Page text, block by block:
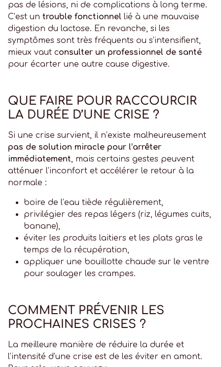
pas de lésions, ni de complications à long terme.
C’est un trouble fonctionnel lié à une mauvaise
digestion du lactose. En revanche, si les
symptômes sont très fréquents ou s’intensifient,
mieux vaut consulter un professionnel de santé
pour écarter une autre cause digestive.
QUE FAIRE POUR RACCOURCIR
LA DURÉE D’UNE CRISE ?
Si une crise survient, il n’existe malheureusement
pas de solution miracle pour l’arrêter
immédiatement, mais certains gestes peuvent
atténuer l’inconfort et accélérer le retour à la
normale :
boire de l’eau tiède régulièrement,
privilégier des repas légers (riz, légumes cuits,
banane),
éviter les produits laitiers et les plats gras le
temps de la récupération,
appliquer une bouillotte chaude sur le ventre
pour soulager les crampes.
COMMENT PRÉVENIR LES
PROCHAINES CRISES ?
La meilleure manière de réduire la durée et
l’intensité d’une crise est de les éviter en amont.